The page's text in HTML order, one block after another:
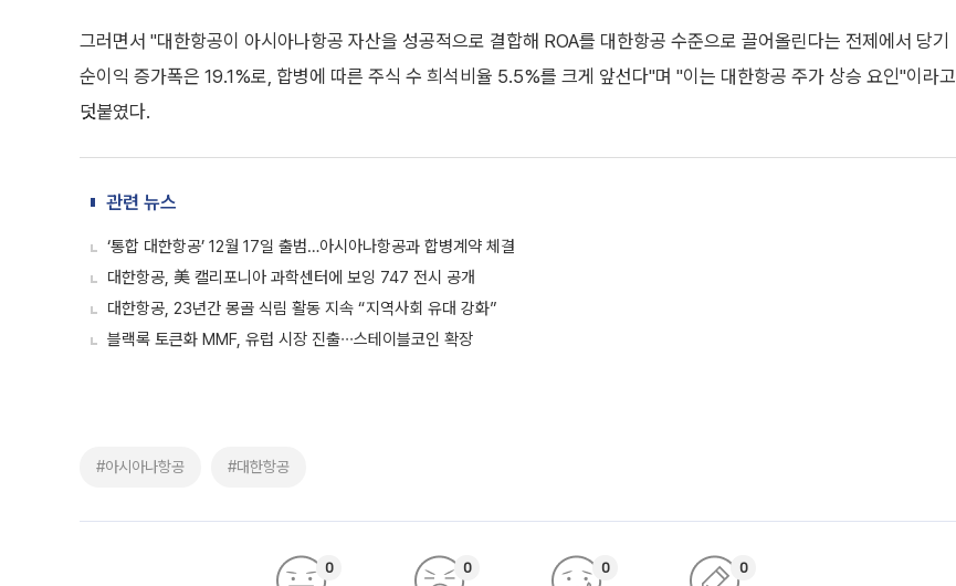
그러면서 "대한항공이 아시아나항공 자산을 성공적으로 결합해 ROA를 대한항공 수준으로 끌어올린다는 전제에서 당기
순이익 증가폭은 19.1%로, 합병에 따른 주식 수 희석비율 5.5%를 크게 앞선다"며 "이는 대한항공 주가 상승 요인"이라고
덧붙였다.
관련 뉴스
‘통합 대한항공’ 12월 17일 출범…아시아나항공과 합병계약 체결
대한항공, 美 캘리포니아 과학센터에 보잉 747 전시 공개
대한항공, 23년간 몽골 식림 활동 지속 “지역사회 유대 강화”
블랙록 토큰화 MMF, 유럽 시장 진출∙∙∙스테이블코인 확장
#아시아나항공 #대한항공
0 0 0 0